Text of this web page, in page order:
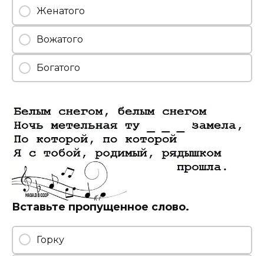
Женатого
Вожатого
Богатого
Вставьте пропущенное слово.
Горку